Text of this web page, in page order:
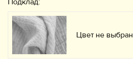
Цвет не выбран